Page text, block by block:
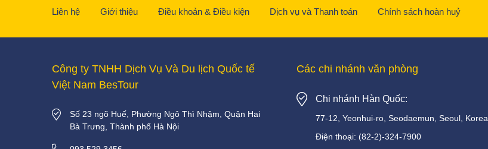
Liên hệ Giới thiệu Điều khoản & Điều kiện Dịch vụ và Thanh toán Chính sách hoàn huỷ
Công ty TNHH Dịch Vụ Và Du lịch Quốc tế
Việt Nam BesTour
Số 23 ngõ Huế, Phường Ngô Thì Nhậm, Quận Hai
Bà Trưng, Thành phố Hà Nội
Các chi nhánh văn phòng
Chi nhánh Hàn Quốc:
77-12, Yeonhui-ro, Seodaemun, Seoul, Korea
Điện thoại: (82-2)-324-7900